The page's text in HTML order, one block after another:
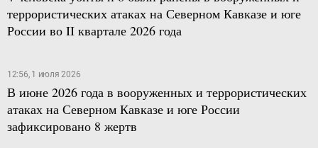
террористических атаках на Северном Кавказе и юге
России во II квартале 2026 года
12:56, 1 июля 2026
В июне 2026 года в вооруженных и террористических
атаках на Северном Кавказе и юге России
зафиксировано 8 жертв